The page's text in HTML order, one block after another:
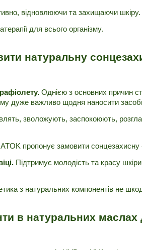
відновлюючи та захищаючи шкіру.
для всього організму.
натуральну
Однією з основних причин
дуже важливо щодня наносити
зволожують, заспокоюють,
пропонує замовити сонцезахисну
Підтримує молодість та красу
з натуральних компонентів не
в натуральних маслах